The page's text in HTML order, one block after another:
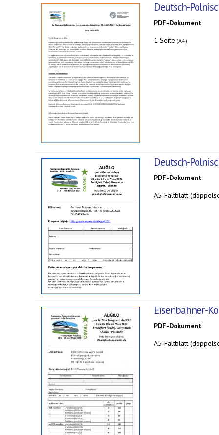
Deutsch-
PDF-Dokument
1 Seite (A4)
Deutsch-
PDF-Dokument
A5-Faltblatt
Eisenbahner-
PDF-Dokument
A5-Faltblatt